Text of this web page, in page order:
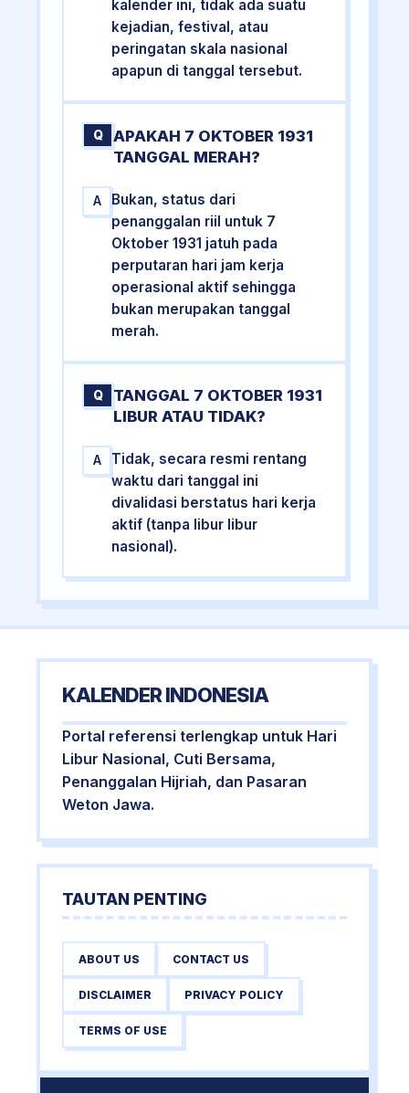
kalender ini, tidak ada suatu
kejadian, festival, atau
peringatan skala nasional
apapun di tanggal tersebut.
Q
APAKAH 7 OKTOBER 1931
TANGGAL MERAH?
A
Bukan, status dari
penanggalan riil untuk 7
Oktober 1931 jatuh pada
perputaran hari jam kerja
operasional aktif sehingga
bukan merupakan tanggal
merah.
Q
TANGGAL 7 OKTOBER 1931
LIBUR ATAU TIDAK?
A
Tidak, secara resmi rentang
waktu dari tanggal ini
divalidasi berstatus hari kerja
aktif (tanpa libur libur
nasional).
KALENDER INDONESIA
Portal referensi terlengkap untuk Hari
Libur Nasional, Cuti Bersama,
Penanggalan Hijriah, dan Pasaran
Weton Jawa.
TAUTAN PENTING
ABOUT US CONTACT US
DISCLAIMER PRIVACY POLICY
TERMS OF USE